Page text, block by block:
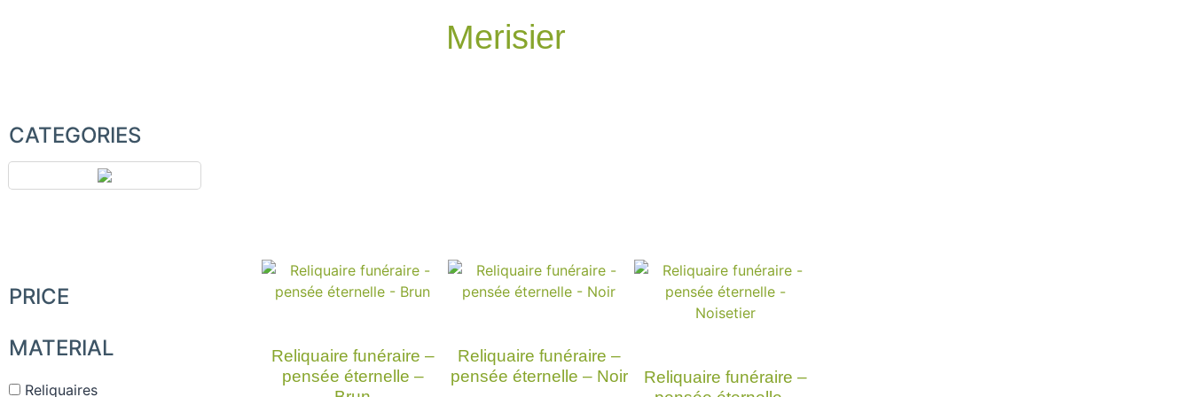
Merisier
CATEGORIES
PRICE
MATERIAL
Reliquaires
Reliquaire funéraire –
pensée éternelle –
Reliquaire funéraire –
pensée éternelle – Noir
Reliquaire funéraire –